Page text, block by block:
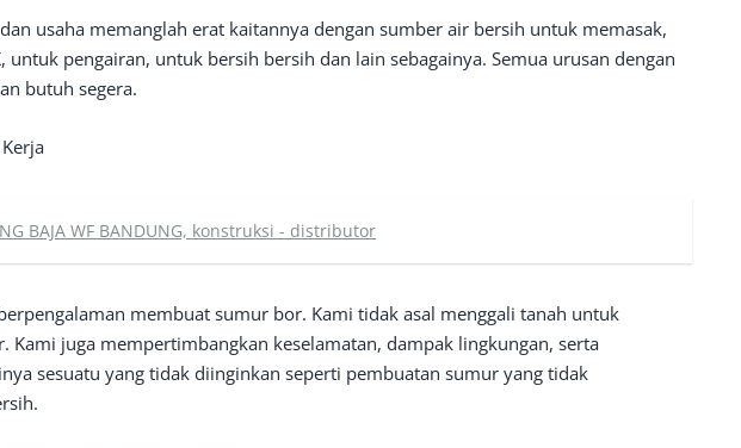
usaha memanglah erat kaitannya dengan sumber air bersih untuk memasak,
untuk pengairan, untuk bersih bersih dan lain sebagainya. Semua urusan dengan
butuh segera.
BAJA WF BANDUNG, konstruksi - distributor
membuat sumur bor. Kami tidak asal menggali tanah untuk
Kami juga mempertimbangkan keselamatan, dampak lingkungan, serta
sesuatu yang tidak diinginkan seperti pembuatan sumur yang tidak